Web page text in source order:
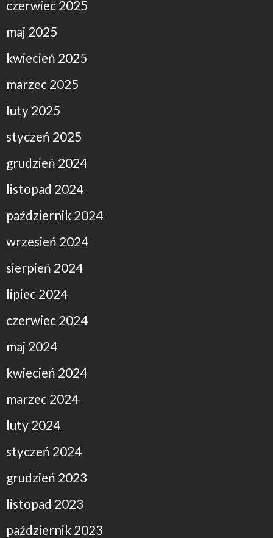
czerwiec 2025
maj 2025
kwiecień 2025
marzec 2025
luty 2025
styczeń 2025
grudzień 2024
listopad 2024
październik 2024
wrzesień 2024
sierpień 2024
lipiec 2024
czerwiec 2024
maj 2024
kwiecień 2024
marzec 2024
luty 2024
styczeń 2024
grudzień 2023
listopad 2023
październik 2023